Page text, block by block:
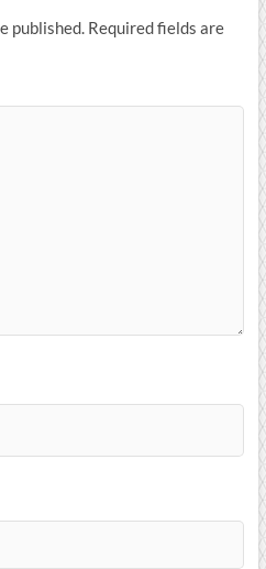
published. Required fields are